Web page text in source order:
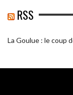
RSS
La Goulue : le coup